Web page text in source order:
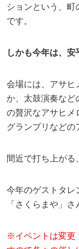
ションという、町
です。
しかも今年は、安
会場には、アサヒ
か、太鼓演奏など
の贅沢なアサヒメ
グランプリなどの
間近で打ち上がる
今年のゲストタレ
「さくらまや」さ
※イベントは変更